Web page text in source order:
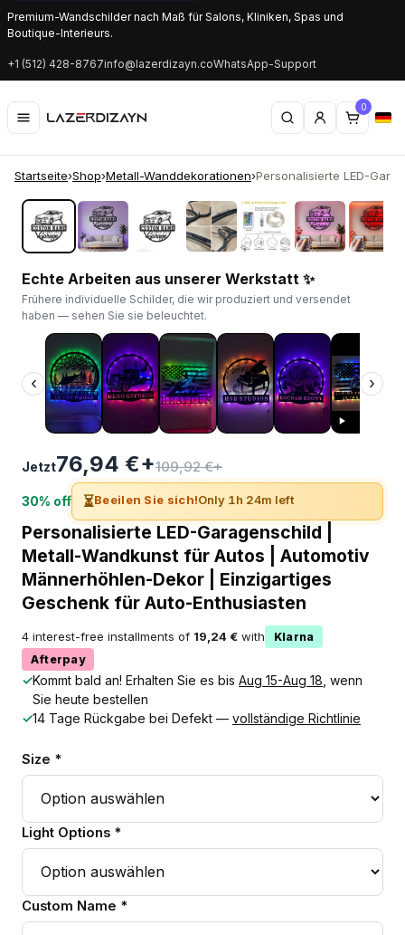
Premium-Wandschilder nach Maß für Salons, Kliniken, Spas und
Boutique-Interieurs.
+1 (512) 428-8767info@lazerdizayn.coWhatsApp-Support
0
Startseite›Shop›Metall-Wanddekorationen›Personalisierte LED-
‹ ›
Echte Arbeiten aus unserer Werkstatt ✨
Frühere individuelle Schilder, die wir produziert und versendet
haben — sehen Sie sie beleuchtet.
‹ ›
Jetzt76,94 €+109,92 €+
30% off ⏳Beeilen Sie sich!Only 1h 24m left
Personalisierte LED-Garagenschild |
Metall-Wandkunst für Autos | Automotiv
Männerhöhlen-Dekor | Einzigartiges
Geschenk für Auto-Enthusiasten
4 interest-free installments of 19,24 € with
Klarna
Afterpay
✓Kommt bald an! Erhalten Sie es bis Aug 15-Aug 18 , wenn
Sie heute bestellen
✓14 Tage Rückgabe bei Defekt — vollständige Richtlinie
Size *
Light Options *
Custom Name *